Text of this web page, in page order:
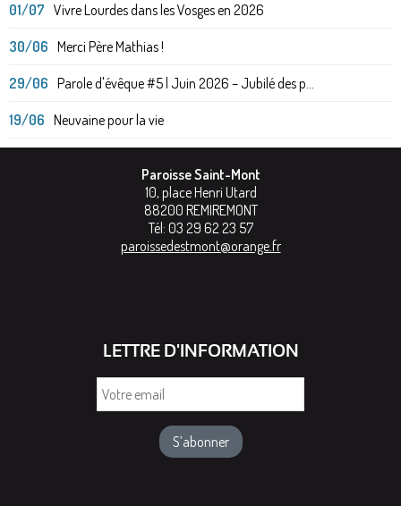
01/07 Vivre Lourdes dans les Vosges en 2026
30/06 Merci Père Mathias !
29/06 Parole d'évêque #5 | Juin 2026 – Jubilé des p...
19/06 Neuvaine pour la vie
Paroisse Saint-Mont
10, place Henri Utard
88200 REMIREMONT
Tél: 03 29 62 23 57
paroissedestmont@orange.fr
LETTRE D'INFORMATION